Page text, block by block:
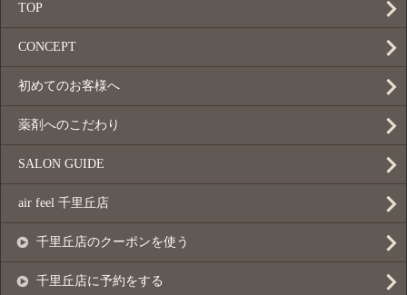
TOP
CONCEPT
初めてのお客様へ
薬剤へのこだわり
SALON GUIDE
air feel 千里丘店
千里丘店のクーポンを使う
千里丘店に予約をする